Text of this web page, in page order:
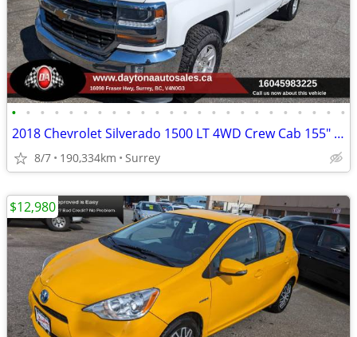
• • • • • • • • • • • • • • • • • • • • • • • •
2018 Chevrolet Silverado 1500 LT 4WD Crew Cab 155" LT w/1LT
8/7 190,334km Surrey
$12,980